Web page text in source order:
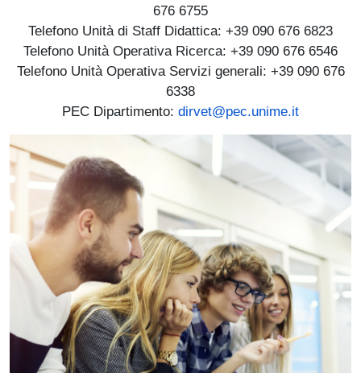
676 6755
Telefono Unità di Staff Didattica: +39 090 676 6823
Telefono Unità Operativa Ricerca: +39 090 676 6546
Telefono Unità Operativa Servizi generali: +39 090 676
6338
PEC Dipartimento: dirvet@pec.unime.it
Immagine